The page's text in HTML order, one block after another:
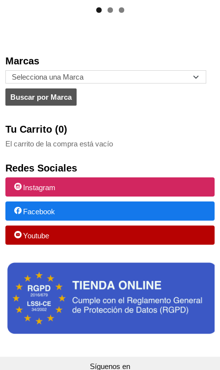
Marcas
Tu Carrito (0)
El carrito de la compra está vacío
Redes Sociales
Instagram
Facebook
Youtube
Síguenos en